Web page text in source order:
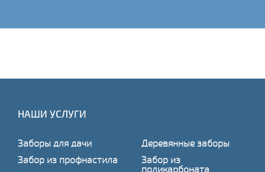
НАШИ УСЛУГИ
Заборы для дачи
Забор из профнастила
Деревянные заборы
Забор из
поликарбоната